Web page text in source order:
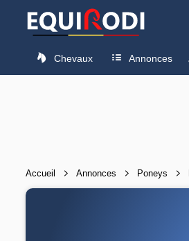
Chevaux Annonces
Accueil Annonces Poneys